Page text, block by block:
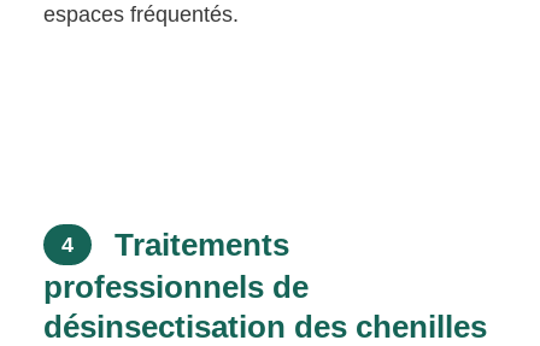
espaces fréquentés.
4
Traitements
professionnels de
désinsectisation des chenilles